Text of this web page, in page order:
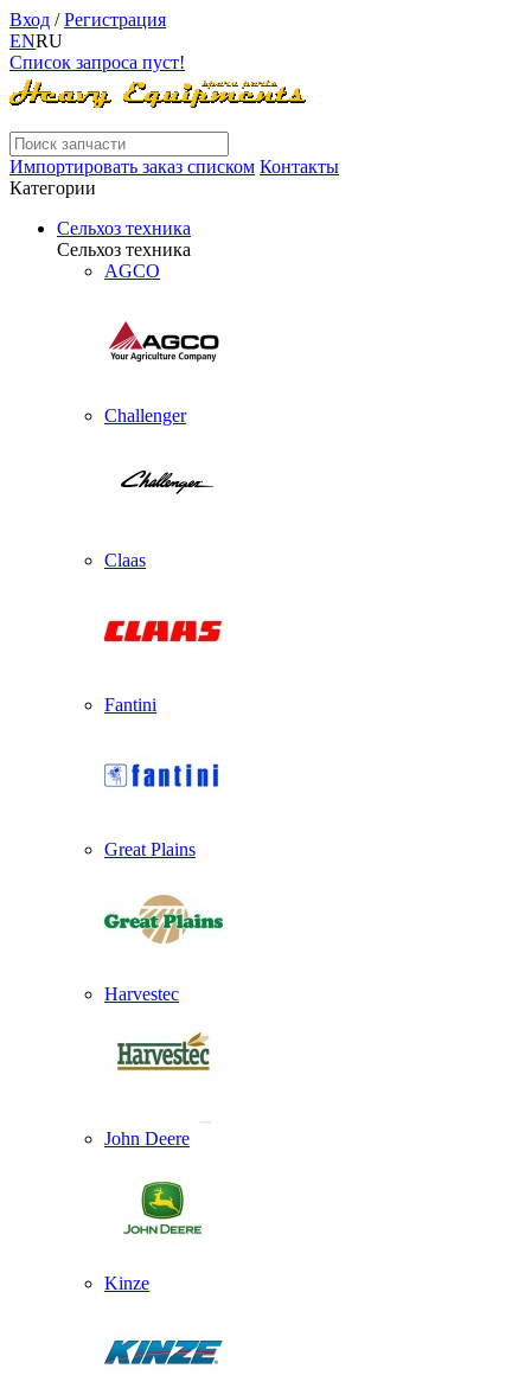
Вход /Регистрация
ENRU
Список запроса пуст!
Импортировать заказ списком Контакты
Категории
Сельхоз техника
Сельхоз техника
AGCO
Challenger
Claas
Fantini
Great Plains
Harvestec
John Deere
Kinze